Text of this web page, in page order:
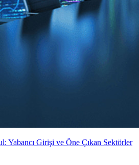
Yabancı Girişi ve Öne Çıkan Sektörler